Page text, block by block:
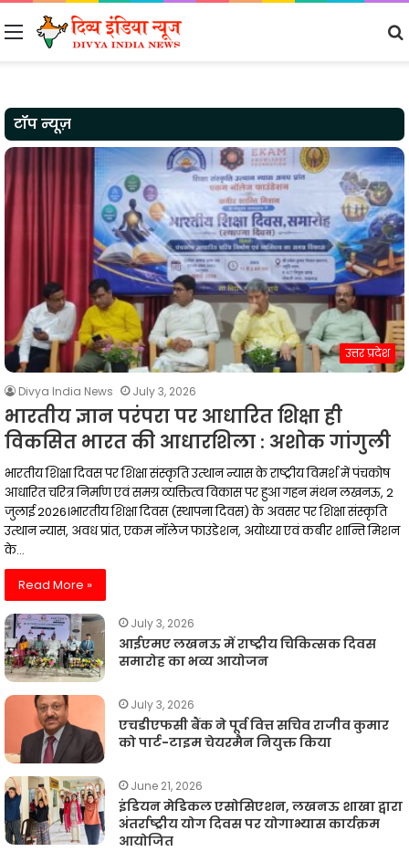
Menu
टॉप न्यूज़
उत्तर प्रदेश
Divya India News July 3, 2026
भारतीय ज्ञान परंपरा पर आधारित शिक्षा ही
विकसित भारत की आधारशिला : अशोक गांगुली
भारतीय शिक्षा दिवस पर शिक्षा संस्कृति उत्थान न्यास के राष्ट्रीय विमर्श में पंचकोष
आधारित चरित्र निर्माण एवं समग्र व्यक्तित्व विकास पर हुआ गहन मंथन लखनऊ, 2
जुलाई 2026।भारतीय शिक्षा दिवस (स्थापना दिवस) के अवसर पर शिक्षा संस्कृति
उत्थान न्यास, अवध प्रांत, एकम नॉलेज फाउंडेशन, अयोध्या एवं कबीर शान्ति मिशन
के…
Read More »
July 3, 2026
आईएमए लखनऊ में राष्ट्रीय चिकित्सक दिवस
समारोह का भव्य आयोजन
July 3, 2026
एचडीएफसी बैंक ने पूर्व वित्त सचिव राजीव कुमार
को पार्ट-टाइम चेयरमैन नियुक्त किया
June 21, 2026
इंडियन मेडिकल एसोसिएशन, लखनऊ शाखा द्वारा
अंतर्राष्ट्रीय योग दिवस पर योगाभ्यास कार्यक्रम
आयोजित